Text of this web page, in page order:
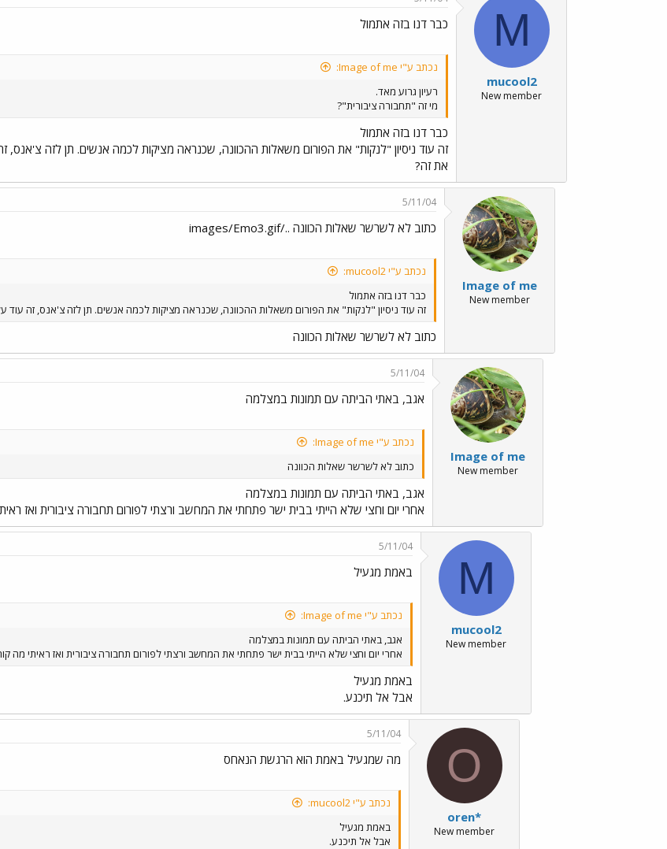
M
mucool2
New member
כבר דנו בזה אתמול
נכתב ע"י Image of me:
רעיון גרוע מאד.
מי זה "תחבורה ציבורית"?
כבר דנו בזה אתמול
זה עוד ניסיון "לנקות" את הפורום משאלות ההכוונה, שכנראה מציקות לכמה אנשים. תן לזה
את זה?
Image of me
New member
5/11/04
כתוב לא לשרשר שאלות הכוונה ../images/Emo3.gif
נכתב ע"י mucool2:
כבר דנו בזה אתמול
זה עוד ניסיון "לנקות" את הפורום משאלות ההכוונה, שכנראה מציקות לכמה אנשים. תן לזה צ'אנס, זה
כתוב לא לשרשר שאלות הכוונה
Image of me
New member
5/11/04
אגב, באתי הביתה עם תמונות במצלמה
נכתב ע"י Image of me:
כתוב לא לשרשר שאלות הכוונה
אגב, באתי הביתה עם תמונות במצלמה
אחרי יום וחצי שלא הייתי בבית ישר פתחתי את המחשב ורצתי לפורום תחבורה ציבורית ואז
M
mucool2
New member
5/11/04
באמת מגעיל
נכתב ע"י Image of me:
אגב, באתי הביתה עם תמונות במצלמה
אחרי יום וחצי שלא הייתי בבית ישר פתחתי את המחשב ורצתי לפורום תחבורה ציבורית ואז ראיתי מה
באמת מגעיל
אבל אל תיכנע.
O
oren*
New member
5/11/04
מה שמגעיל באמת הוא הרגשת הנאחס
נכתב ע"י mucool2:
באמת מגעיל
אבל אל תיכנע.